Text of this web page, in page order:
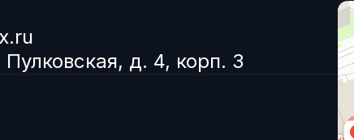
д. 4, корп. 3